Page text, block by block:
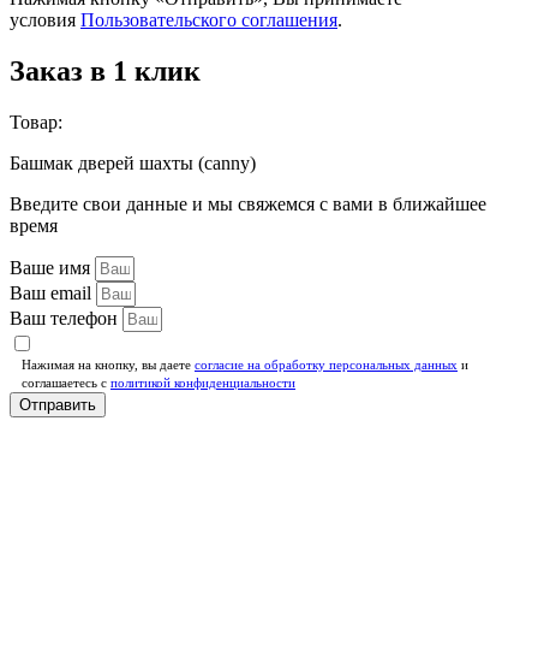
условия Пользовательского соглашения.
Заказ в 1 клик
Товар:
Башмак дверей шахты (canny)
Введите свои данные и мы свяжемся с вами в ближайшее
время
Ваше имя
Ваш email
Ваш телефон
Нажимая на кнопку, вы даете согласие на обработку персональных данных и
соглашаетесь c политикой конфиденциальности
Отправить